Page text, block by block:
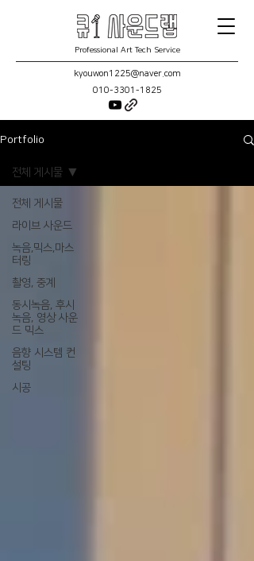
Professional Art Tech Service
kyouwon1225@naver.com
010-3301-1825
Portfolio
전체 게시물
라이브 사운드
녹음,믹스,마스
터링
촬영, 중계
동시녹음, 후시
녹음, 영상 사운
드 믹스
음향 시스템 컨
설팅
시공
전체 게시물